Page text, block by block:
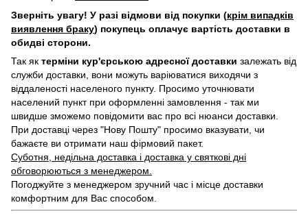
Зверніть увагу! У разі відмови від покупки (крім випадків
виявлення браку) покупець оплачує вартість доставки в
обидві сторони.
Так як терміни кур'єрською адресної доставки залежать від
служби доставки, вони можуть варіюватися виходячи з
віддаленості населеного пункту. Просимо уточнювати
населений пункт при оформленні замовлення - так ми
швидше зможемо повідомити вас про всі нюанси доставки.
При доставці через "Нову Пошту" просимо вказувати, чи
бажаєте ви отримати наш фірмовий пакет.
Суботня, недільна доставка і доставка у святкові дні
обговорюються з менеджером.
Погоджуйте з менеджером зручний час і місце доставки
комфортним для Вас способом.